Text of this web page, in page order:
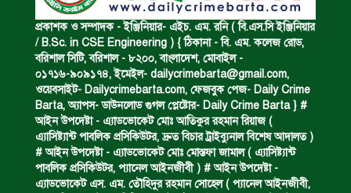
পানিতে ডুবে এক ছাত্রের মৃত্যু।
ঝুলন্ত মরদেহ উদ্ধার।
অবৈধ ঘের নির্মাণে আটক।
প্রকাশক ও সম্পাদক - ইঞ্জিনিয়ার- এইচ. এম. রনি ( বি.এস.সি ইঞ্জিনিয়ার
/ B.Sc. in CSE Engineering ) { ঠিকানা - বি. এম. কলেজ রোড,
বরিশাল সিটি, বরিশাল - ৮২০০, বাংলাদেশ, মোবাইল -
০১৭১৬-৯০৯১৭৪, ইমেইল- dailycrimebarta@gmail.com,
ওয়েবসাইট- Dailycrimebarta.com, ফেজবুক পেজ- Daily Crime
Barta, অ‍্যাপস- ডাউনলোড গুগল প্লেষ্টোর- Daily Crime Barta } #
আইন উপদেষ্টা - এ্যাডভোকেট মোঃ আতিকুর রহমান রিয়াজ (
এ‍্যাসিষ্ট‍্যান্ট পাবলিক প্রসিকিউটর, দ্রুত বিচার ট্রাইব্যুনাল বিশেষ আদালত )
# আইন উপদেষ্টা - এ্যাডভোকেট মোঃ মোস্তফা জামাল ( এ‍্যাসিষ্ট‍্যান্ট
পাবলিক প্রসিকিউটর, প‍্যানেল আইনজীবী ) # আইন উপদেষ্টা -
এ্যাডভোকেট এস. এম. তৌহিদুর রহমান সোহেল ( প‍্যানেল আইনজীবী,